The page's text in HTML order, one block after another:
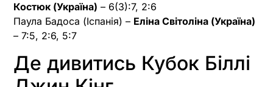
Костюк (Україна) – 6(3):7, 2:6
Паула Бадоса (Іспанія) – Еліна Світоліна (Україна)
– 7:5, 2:6, 5:7
Де дивитись Кубок Біллі